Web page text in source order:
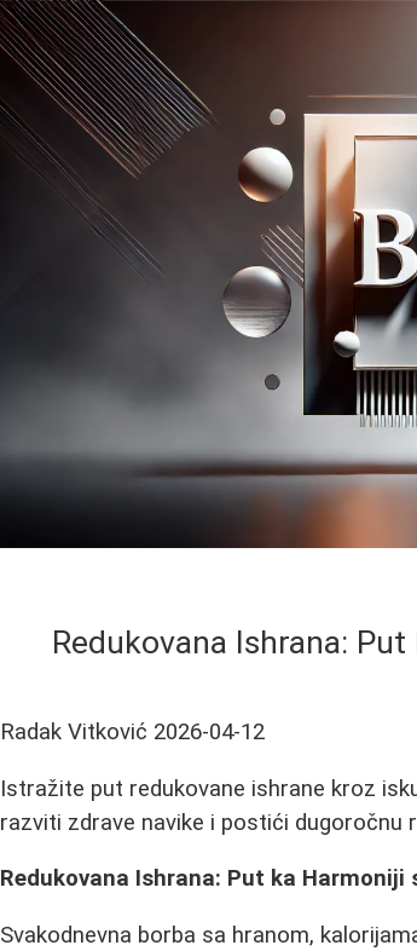
Redukovana Ishrana:
Radak Vitković 2026-04-12
Istražite put redukovane ishrane kroz
razviti zdrave navike i postići dugoročnu
Redukovana Ishrana: Put ka Harmoniji
Svakodnevna borba sa hranom,